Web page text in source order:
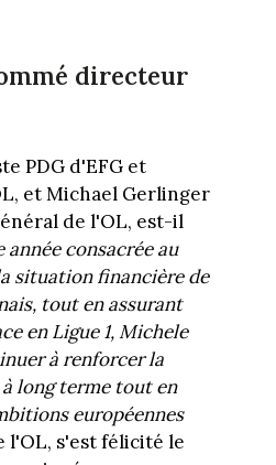
directeur
PDG d'EFG et
et Michael Gerlinger
de l'OL, est-il
année consacrée au
situation financière de
tout en assurant
en Ligue 1, Michele
à renforcer la
long terme tout en
européennes
l'OL, s'est félicité le